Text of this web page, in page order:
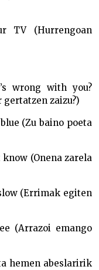
TV (Hurrengoan
wrong with you?
zaizu?)
(Zu baino poeta
know (Onena zarela
(Errimak egiten
(Arrazoi emango
hemen abeslaririk